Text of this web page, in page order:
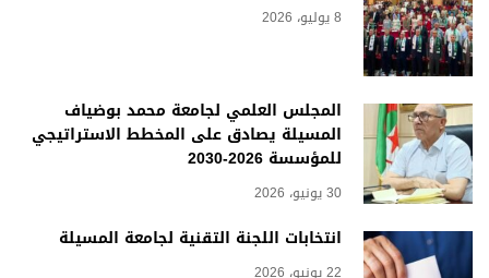
8 يوليو، 2026
المجلس العلمي لجامعة محمد بوضياف
المسيلة يصادق على المخطط الاستراتيجي
للمؤسسة 2026-2030
30 يونيو، 2026
انتخابات اللجنة التقنية لجامعة المسيلة
22 يونيو، 2026